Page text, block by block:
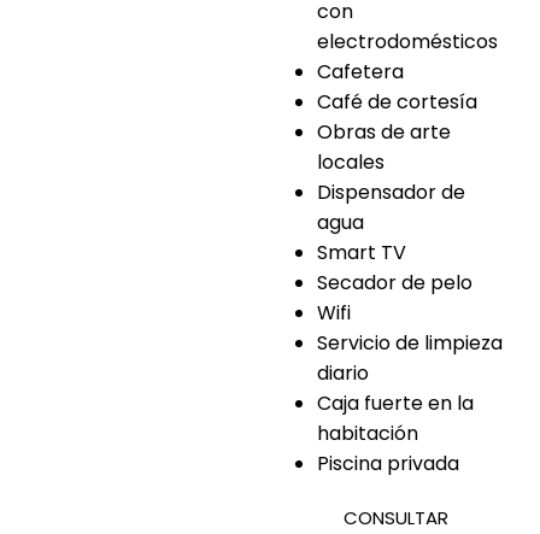
con
electrodomésticos
Cafetera
Café de cortesía
Obras de arte
locales
Dispensador de
agua
Smart TV
Secador de pelo
Wifi
Servicio de limpieza
diario
Caja fuerte en la
habitación
Piscina privada
CONSULTAR